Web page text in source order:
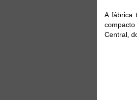
A fábrica
Central,